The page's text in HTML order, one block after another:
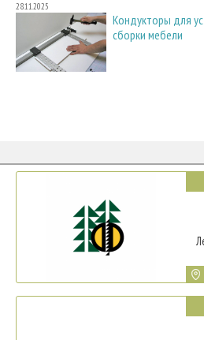
28.11.2025
Кондукторы для
сборки мебели